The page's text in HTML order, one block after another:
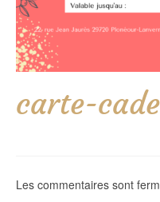
carte-
Les commentaires sont